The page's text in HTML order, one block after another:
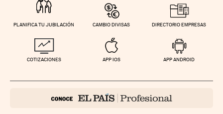
PLANIFICA TU JUBILACIÓN CAMBIO DIVISAS DIRECTORIO EMPRESAS
COTIZACIONES APP IOS APP ANDROID